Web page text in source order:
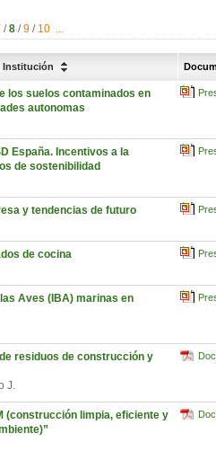
/8 / 9 / 10 ...
Institución
los suelos contaminados en
autonomas
España. Incentivos a la
de sostenibilidad
y tendencias de futuro
de cocina
Aves (IBA) marinas en
residuos de construcción y
J.
(construcción limpia, eficiente y